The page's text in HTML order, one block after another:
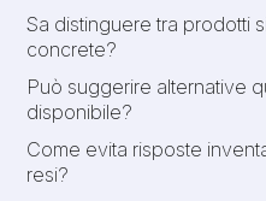
Sa distinguere tra prodotti
concrete?
Può suggerire alternative
disponibile?
Come evita risposte
resi?